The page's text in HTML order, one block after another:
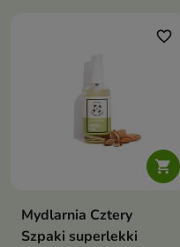

favorite_border
Mydlarnia Cztery
Szpaki superlekki